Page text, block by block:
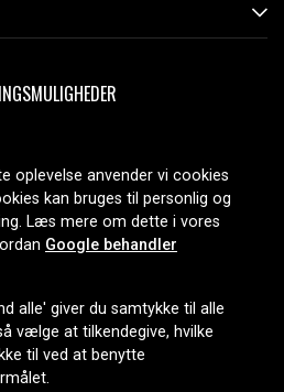
Spares Nordic AB
oplevelse anvender vi cookies
kan bruges til personlig og
Læs mere om dette i vores
Google behandler
alle' giver du samtykke til alle
vælge at tilkendegive, hvilke
til ved at benytte